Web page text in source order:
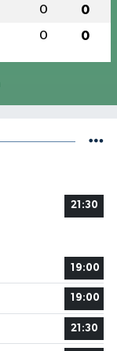
0 0
0 0
21:30
19:00
19:00
21:30